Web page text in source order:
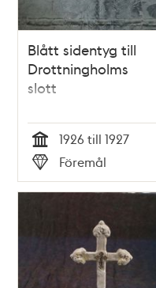
Blått sidentyg till
Drottningholms
slott
Tid
1926 till 1927
Typ
Föremål